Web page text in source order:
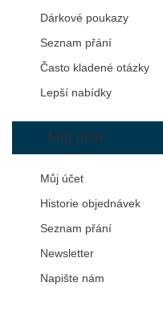
Dárkové poukazy
Seznam přání
Často kladené otázky
Lepší nabídky
Můj účet
Můj účet
Historie objednávek
Seznam přání
Newsletter
Napište nám